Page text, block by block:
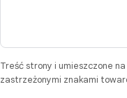
Treść strony i umieszczone
zastrzeżonymi znakami